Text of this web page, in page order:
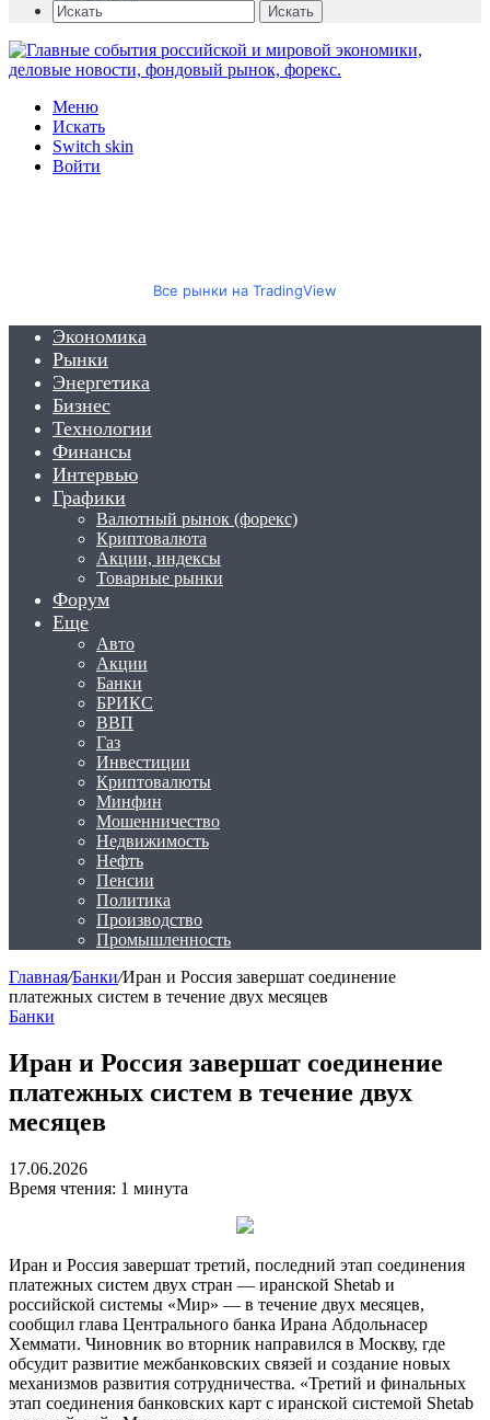
Искать
Меню
Искать
Switch skin
Войти
Все рынки на TradingView
Экономика
Рынки
Энергетика
Бизнес
Технологии
Финансы
Интервью
Графики
Валютный рынок (форекс)
Криптовалюта
Акции, индексы
Товарные рынки
Форум
Еще
Авто
Акции
Банки
БРИКС
ВВП
Газ
Инвестиции
Криптовалюты
Минфин
Мошенничество
Недвижимость
Нефть
Пенсии
Политика
Производство
Промышленность
Главная/Банки/Иран и Россия завершат соединение
платежных систем в течение двух месяцев
Банки
Иран и Россия завершат соединение
платежных систем в течение двух
месяцев
17.06.2026
Время чтения: 1 минута
Иран и Россия завершат третий, последний этап соединения
платежных систем двух стран — иранской Shetab и
российской системы «Мир» — в течение двух месяцев,
сообщил глава Центрального банка Ирана Абдольнасер
Хеммати. Чиновник во вторник направился в Москву, где
обсудит развитие межбанковских связей и создание новых
механизмов развития сотрудничества. «Третий и финальных
этап соединения банковских карт с иранской системой Shetab